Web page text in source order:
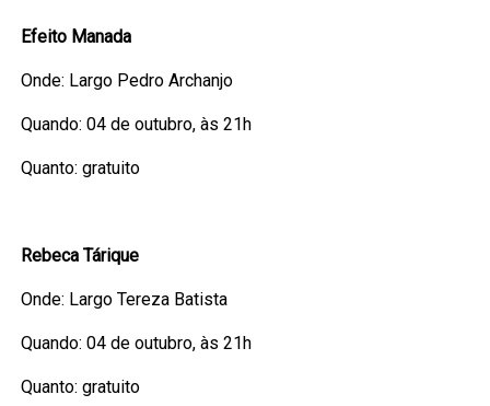
Efeito Manada
Onde: Largo Pedro Archanjo
Quando: 04 de outubro, às 21h
Quanto: gratuito
Rebeca Tárique
Onde: Largo Tereza Batista
Quando: 04 de outubro, às 21h
Quanto: gratuito